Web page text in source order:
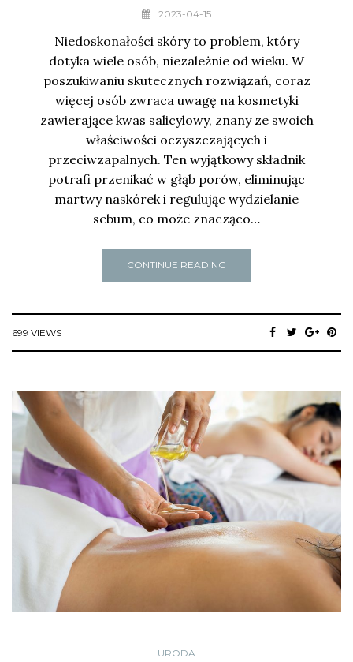
2023-04-15
Niedoskonałości skóry to problem, który
dotyka wiele osób, niezależnie od wieku. W
poszukiwaniu skutecznych rozwiązań, coraz
więcej osób zwraca uwagę na kosmetyki
zawierające kwas salicylowy, znany ze swoich
właściwości oczyszczających i
przeciwzapalnych. Ten wyjątkowy składnik
potrafi przenikać w głąb porów, eliminując
martwy naskórek i regulując wydzielanie
sebum, co może znacząco…
CONTINUE READING
699 VIEWS
URODA